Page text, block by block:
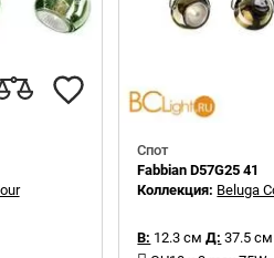
Спот
Fabbian D57G25 41
Коллекция: Beluga
В: 12.3 см Д: 37.5 см